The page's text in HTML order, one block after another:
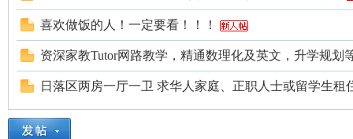
喜欢做饭的人！一定要看！！！
资深家教Tutor网路教学，精通数理化及英文，升学规划
日落区两房一厅一卫 求华人家庭、正职人士或留学生租